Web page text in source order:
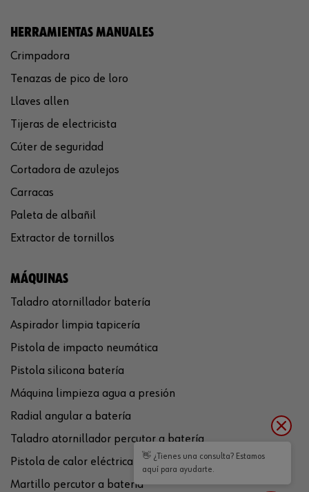
HERRAMIENTAS MANUALES
Crimpadora
Tenazas de pico de loro
Llaves allen
Tijeras de electricista
Cúter de seguridad
Cortadora de azulejos
Carracas
Paleta de albañil
Extractor de tornillos
MÁQUINAS
Taladro atornillador batería
Aspirador limpia tapicería
Pistola de impacto neumática
Pistola silicona batería
Máquina limpieza agua a presión
Radial angular a batería
Taladro atornillador percutor a batería
Pistola de calor eléctrica
Martillo percutor a batería
👋 ¿Tienes una consulta? Estamos
aquí para ayudarte.